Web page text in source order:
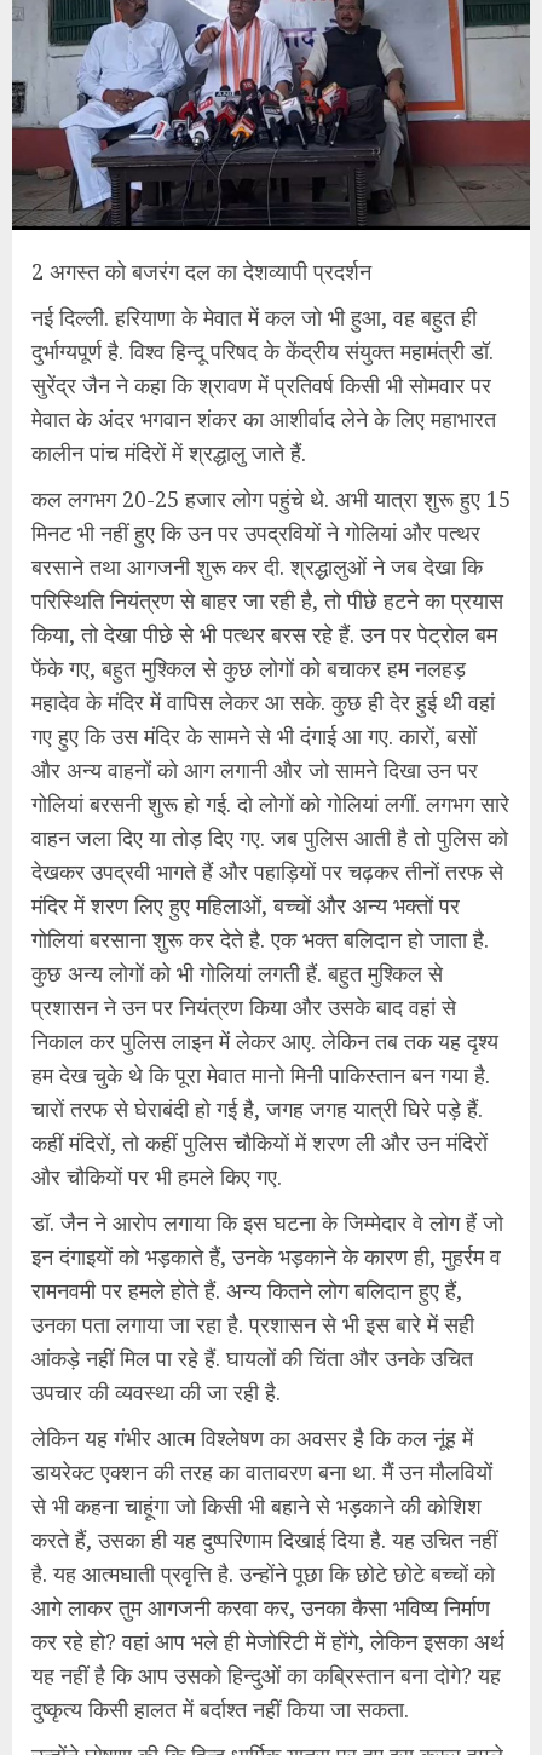
2 अगस्त को बजरंग दल का देशव्यापी प्रदर्शन
नई दिल्ली. हरियाणा के मेवात में कल जो भी हुआ, वह बहुत ही
दुर्भाग्यपूर्ण है. विश्व हिन्दू परिषद के केंद्रीय संयुक्त महामंत्री डॉ.
सुरेंद्र जैन ने कहा कि श्रावण में प्रतिवर्ष किसी भी सोमवार पर
मेवात के अंदर भगवान शंकर का आशीर्वाद लेने के लिए महाभारत
कालीन पांच मंदिरों में श्रद्धालु जाते हैं.
कल लगभग 20-25 हजार लोग पहुंचे थे. अभी यात्रा शुरू हुए 15
मिनट भी नहीं हुए कि उन पर उपद्रवियों ने गोलियां और पत्थर
बरसाने तथा आगजनी शुरू कर दी. श्रद्धालुओं ने जब देखा कि
परिस्थिति नियंत्रण से बाहर जा रही है, तो पीछे हटने का प्रयास
किया, तो देखा पीछे से भी पत्थर बरस रहे हैं. उन पर पेट्रोल बम
फेंके गए, बहुत मुश्किल से कुछ लोगों को बचाकर हम नलहड़
महादेव के मंदिर में वापिस लेकर आ सके. कुछ ही देर हुई थी वहां
गए हुए कि उस मंदिर के सामने से भी दंगाई आ गए. कारों, बसों
और अन्य वाहनों को आग लगानी और जो सामने दिखा उन पर
गोलियां बरसनी शुरू हो गई. दो लोगों को गोलियां लगीं. लगभग सारे
वाहन जला दिए या तोड़ दिए गए. जब पुलिस आती है तो पुलिस को
देखकर उपद्रवी भागते हैं और पहाड़ियों पर चढ़कर तीनों तरफ से
मंदिर में शरण लिए हुए महिलाओं, बच्चों और अन्य भक्तों पर
गोलियां बरसाना शुरू कर देते है. एक भक्त बलिदान हो जाता है.
कुछ अन्य लोगों को भी गोलियां लगती हैं. बहुत मुश्किल से
प्रशासन ने उन पर नियंत्रण किया और उसके बाद वहां से
निकाल कर पुलिस लाइन में लेकर आए. लेकिन तब तक यह दृश्य
हम देख चुके थे कि पूरा मेवात मानो मिनी पाकिस्तान बन गया है.
चारों तरफ से घेराबंदी हो गई है, जगह जगह यात्री घिरे पड़े हैं.
कहीं मंदिरों, तो कहीं पुलिस चौकियों में शरण ली और उन मंदिरों
और चौकियों पर भी हमले किए गए.
डॉ. जैन ने आरोप लगाया कि इस घटना के जिम्मेदार वे लोग हैं जो
इन दंगाइयों को भड़काते हैं, उनके भड़काने के कारण ही, मुहर्रम व
रामनवमी पर हमले होते हैं. अन्य कितने लोग बलिदान हुए हैं,
उनका पता लगाया जा रहा है. प्रशासन से भी इस बारे में सही
आंकड़े नहीं मिल पा रहे हैं. घायलों की चिंता और उनके उचित
उपचार की व्यवस्था की जा रही है.
लेकिन यह गंभीर आत्म विश्लेषण का अवसर है कि कल नूंह में
डायरेक्ट एक्शन की तरह का वातावरण बना था. मैं उन मौलवियों
से भी कहना चाहूंगा जो किसी भी बहाने से भड़काने की कोशिश
करते हैं, उसका ही यह दुष्परिणाम दिखाई दिया है. यह उचित नहीं
है. यह आत्मघाती प्रवृत्ति है. उन्होंने पूछा कि छोटे छोटे बच्चों को
आगे लाकर तुम आगजनी करवा कर, उनका कैसा भविष्य निर्माण
कर रहे हो? वहां आप भले ही मेजोरिटी में होंगे, लेकिन इसका अर्थ
यह नहीं है कि आप उसको हिन्दुओं का कब्रिस्तान बना दोगे? यह
दुष्कृत्य किसी हालत में बर्दाश्त नहीं किया जा सकता.